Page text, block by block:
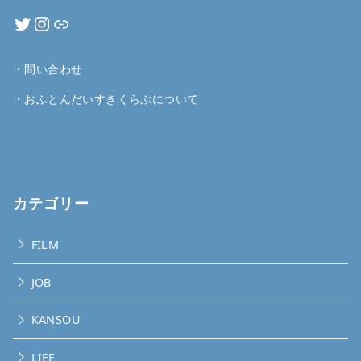
・ 問い合わせ
・ おふとんだいすきくらぶについて
カテゴリー
FILM
JOB
KANSOU
LIFE